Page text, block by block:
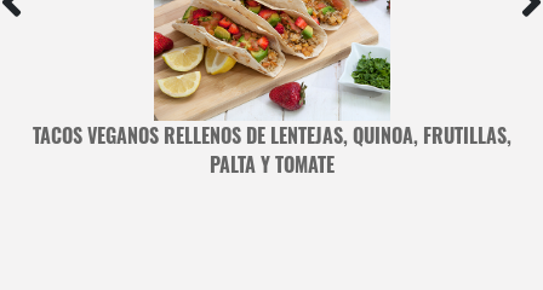
TACOS VEGANOS RELLENOS DE LENTEJAS, QUINOA, FRUTILLAS,
PALTA Y TOMATE